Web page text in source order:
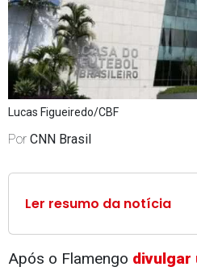
Lucas Figueiredo/CBF
Por CNN Brasil
Ler resumo da notícia
Após o Flamengo divulgar